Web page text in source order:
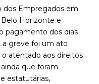
dos Empregados em
Horizonte e
pagamento dos dias
a greve foi um ato
atentado aos direitos
que foram
estatutárias,